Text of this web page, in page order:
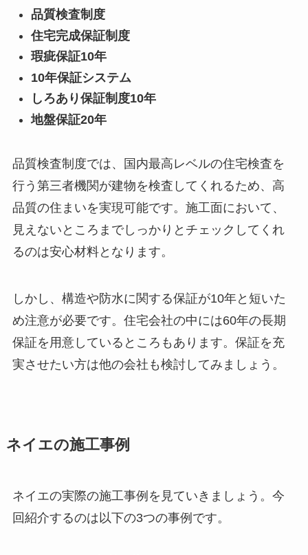
品質検査制度
住宅完成保証制度
瑕疵保証10年
10年保証システム
しろあり保証制度10年
地盤保証20年
品質検査制度では、国内最高レベルの住宅検査を
行う第三者機関が建物を検査してくれるため、高
品質の住まいを実現可能です。施工面において、
見えないところまでしっかりとチェックしてくれ
るのは安心材料となります。
しかし、構造や防水に関する保証が10年と短いた
め注意が必要です。住宅会社の中には60年の長期
保証を用意しているところもあります。保証を充
実させたい方は他の会社も検討してみましょう。
ネイエの施工事例
ネイエの実際の施工事例を見ていきましょう。今
回紹介するのは以下の3つの事例です。